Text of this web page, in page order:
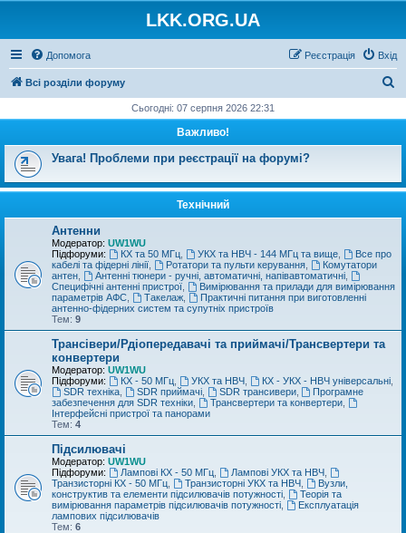
LKK.ORG.UA
Допомога Вхід
Реєстрація
Всі розділи форуму
у
Сьогодні: 07 серпня 2026 22:31
Важливо!
Увага! Проблеми при реєстрації на форумі?
Технічний
Антенни
Модератор: UW1WU
Підфоруми:
КХ та 50 МГц, УКХ та НВЧ - 144 МГц та вище,
Все про
кабелі та фідерні лінії
Ротатори та пульти керування,
Комутатори
антен
Антенні тюнери - ручні, автоматичні, напівавтоматичні,
Специфічні антенні пристрої
Вимірювання та прилади для вимірювання
параметрів АФС
Такелаж,
Практичні питання при виготовленні
антенно-фідерних систем та супутніх пристроїв
Тем: 9
Трансівери/Рдіопередавачі та приймачі/Трансвертери та
конвертери
Модератор: UW1WU
Підфоруми:
КХ - 50 МГц, УКХ та НВЧ, КХ - УКХ - НВЧ універсальні,
SDR техніка, SDR приймачі, SDR трансивери,
Програмне
забезпечення для SDR техніки
Трансвертери та конвертери,
Інтерфейсні пристрої та панорами
Тем: 4
Підсилювачі
Модератор: UW1WU
Підфоруми:
Лампові КХ - 50 МГц, Лампові УКХ та НВЧ,
Транзисторні КХ - 50 МГц
Транзисторні УКХ та НВЧ,
Вузли,
конструктив та елементи підсилювачів потужності
Теорія та
вимірювання параметрів підсилювачів потужності
Експлуатація
лампових підсилювачів
Тем: 6